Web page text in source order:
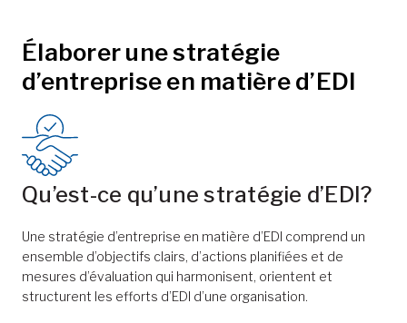
Élaborer une stratégie
d’entreprise en matière d’EDI
Qu’est-ce qu’une stratégie d’EDI?
Une stratégie d’entreprise en matière d’EDI comprend un
ensemble d’objectifs clairs, d’actions planifiées et de
mesures d’évaluation qui harmonisent, orientent et
structurent les efforts d’EDI d’une organisation.